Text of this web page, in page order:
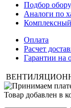
Подбор
Аналоги по
Комплексный
Оплата
Расчет
Гарантии на
Товар добавлен в